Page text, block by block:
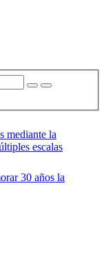
mediante la
escalas
30 años la